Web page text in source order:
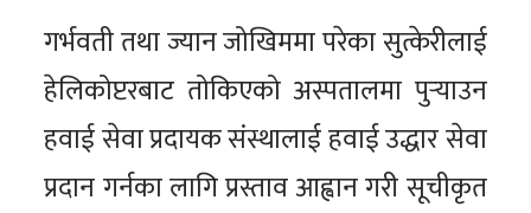
गर्भवती तथा ज्यान जोखिममा परेका सुत्केरीलाई
हेलिकोप्टरबाट तोकिएको अस्पतालमा पुर्‍याउन
हवाई सेवा प्रदायक संस्थालाई हवाई उद्धार सेवा
प्रदान गर्नका लागि प्रस्ताव आह्वान गरी सूचीकृत